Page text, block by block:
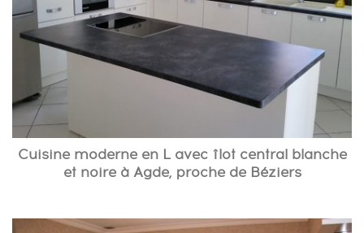
Cuisine moderne en L avec îlot central blanche
et noire à Agde, proche de Béziers